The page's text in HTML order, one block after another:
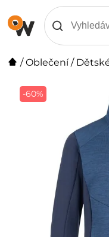
/Oblečení/
-60%